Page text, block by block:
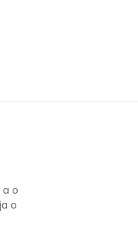
o
o